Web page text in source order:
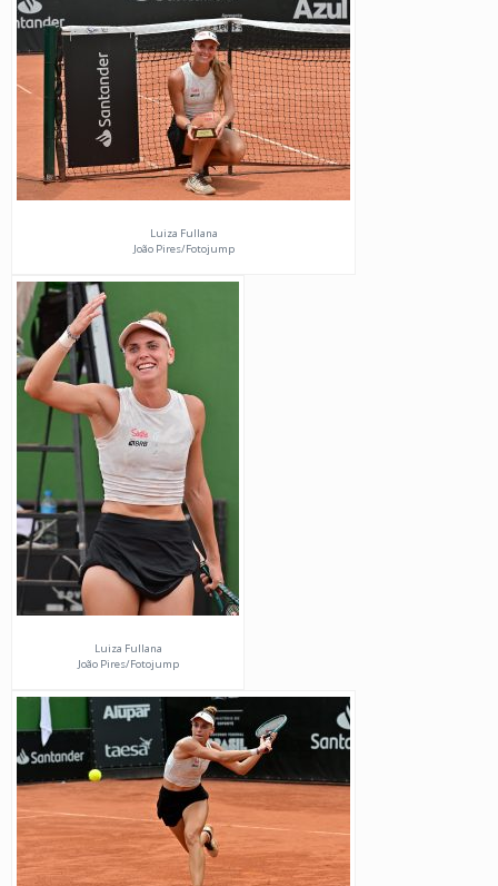
Luiza Fullana
João Pires/Fotojump
Luiza Fullana
João Pires/Fotojump